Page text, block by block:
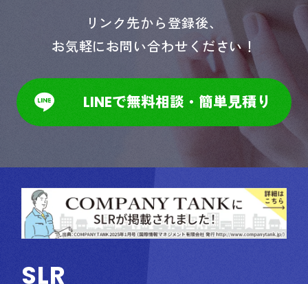
リンク先から登録後、
お気軽にお問い合わせください！
LINEで無料相談・簡単見積り
SLR